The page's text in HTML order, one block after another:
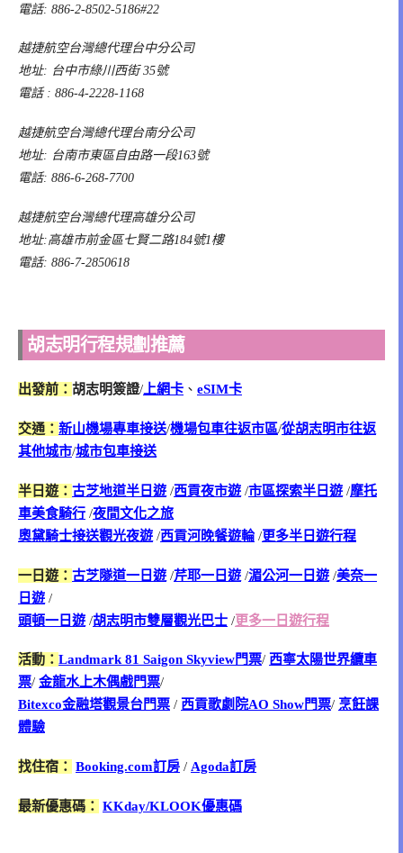
電話: 886-2-8502-5186#22
越捷航空台灣總代理台中分公司
地址: 台中市綠川西街 35號
電話 : 886-4-2228-1168
越捷航空台灣總代理台南分公司
地址: 台南市東區自由路一段163號
電話: 886-6-268-7700
越捷航空台灣總代理高雄分公司
地址:高雄市前金區七賢二路184號1樓
電話: 886-7-2850618
胡志明行程規劃推薦
出發前： 胡志明簽證/上網卡 、 eSIM卡
交通： 新山機場專車接送/機場包車往返市區/從胡志明市往返
其他城市/城市包車接送
半日遊： 古芝地道半日遊 /西貢夜市遊 /市區探索半日遊 /摩托
車美食騎行 /夜間文化之旅
奧黛騎士接送觀光夜遊 /西貢河晚餐遊輪/更多半日遊行程
一日遊： 古芝隧道一日遊 /芹耶一日遊 /湄公河一日遊 /美奈一
日遊 /
頭頓一日遊 /胡志明市雙層觀光巴士 /更多一日遊行程
活動： Landmark 81 Saigon Skyview門票/ 西寧太陽世界纜車
票/ 金龍水上木偶戲門票/
Bitexco金融塔觀景台門票 / 西貢歌劇院AO Show門票/ 烹飪課
體驗
找住宿： Booking.com訂房 / Agoda訂房
最新優惠碼： KKday/KLOOK優惠碼